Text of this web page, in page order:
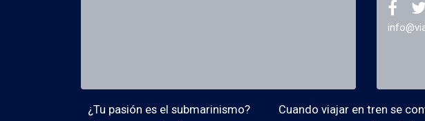
¿Tu pasión es el submarinismo?
Cuando viajar en tren se